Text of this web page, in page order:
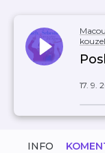
17. 9.
INFO